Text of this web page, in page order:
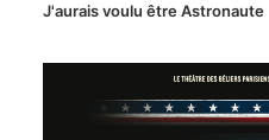
J'aurais voulu être Astronaute